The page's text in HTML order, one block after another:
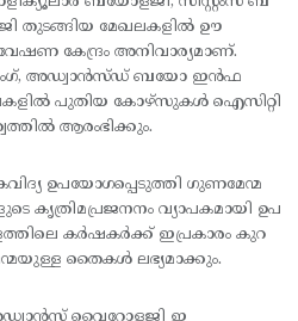
തുടങ്ങിയ മേഖലകളില്‍ ഊ
കേന്ദ്രം അനിവാര്യമാണ്.
അഡ്വാന്‍സ്ഡ് ബയോ ഇന്‍ഫ
പുതിയ കോഴ്സുകള്‍ ഐസിറ്റി
ആരംഭിക്കും.
ഉപയോഗപ്പെടുത്തി ഗുണമേന്മ
വ്യാപകമായി ഉപ
കര്‍ഷകര്‍ക്ക് ഇപ്രകാരം കുറ
തൈകള്‍ ലഭ്യമാക്കും.
വൈറോളജി ഇ